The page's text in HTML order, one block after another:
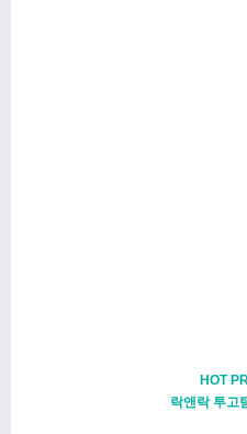
HOT
락앤락 투고